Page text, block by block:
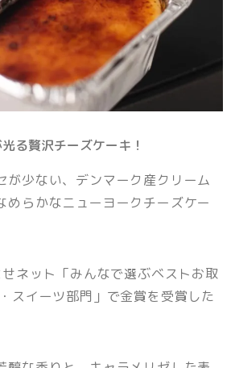
る贅沢チーズケーキ！
が少ない、デンマーク産クリーム
めらかなニューヨークチーズケー
ネット「みんなで選ぶベストお取
スイーツ部門」で金賞を受賞した